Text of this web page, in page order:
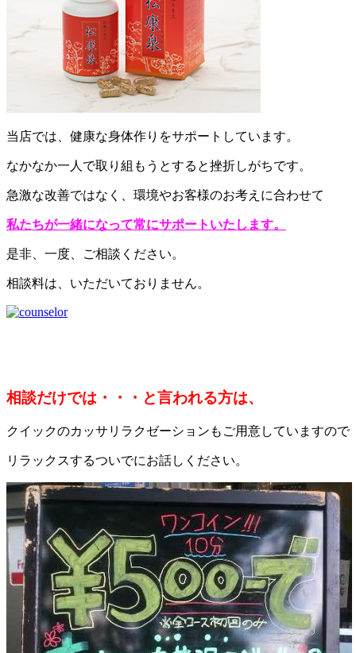
当店では、健康な身体作りをサポートしています。
なかなか一人で取り組もうとすると挫折しがちです。
急激な改善ではなく、環境やお客様のお考えに合わせて
私たちが一緒になって常にサポートいたします。
是非、一度、ご相談ください。
相談料は、いただいておりません。
相談だけでは・・・と言われる方は、
クイックのカッサリラクゼーションもご用意していますので
リラックスするついでにお話しください。